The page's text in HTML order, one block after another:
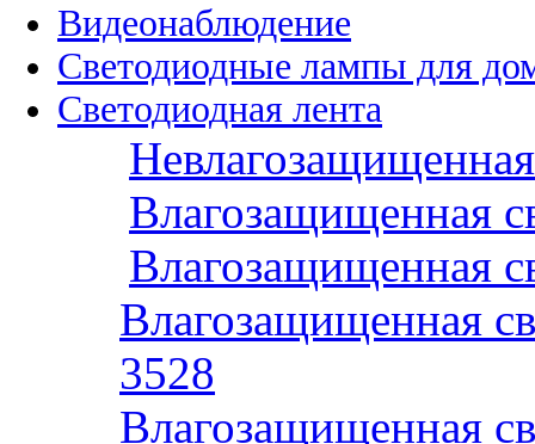
Видеонаблюдение
Светодиодные лампы для
Светодиодная лента
Влагозащищенная
Влагозащищенная
Влагозащищенная
3528
Влагозащищенная